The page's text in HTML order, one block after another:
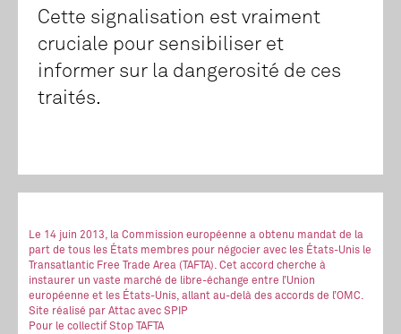
Cette signalisation est vraiment
cruciale pour sensibiliser et
informer sur la dangerosité de ces
traités.
Le 14 juin 2013, la Commission européenne a obtenu mandat de la
part de tous les États membres pour négocier avec les États-Unis le
Transatlantic Free Trade Area (TAFTA). Cet accord cherche à
instaurer un vaste marché de libre-échange entre l’Union
européenne et les États-Unis, allant au-delà des accords de l’OMC.
Site réalisé par Attac avec SPIP
Pour le collectif Stop TAFTA